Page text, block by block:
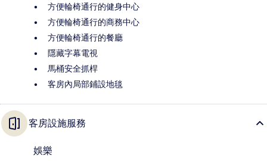
方便輪椅通行的健身中心
方便輪椅通行的商務中心
方便輪椅通行的餐廳
隱藏字幕電視
馬桶安全抓桿
客房內局部鋪設地毯
客房設施服務
娛樂